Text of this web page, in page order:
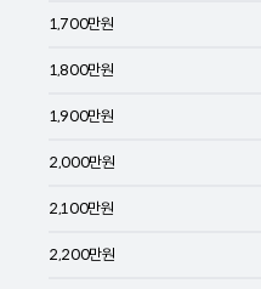
1,700만원
1,800만원
1,900만원
2,000만원
2,100만원
2,200만원